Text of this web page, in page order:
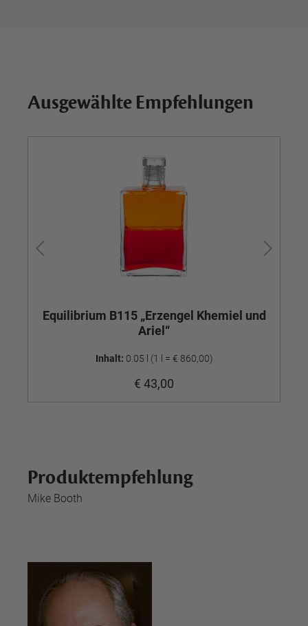
Ausgewählte Empfehlungen
Equilibrium B115 „Erzengel Khemiel und
Ariel“
Inhalt: 0.05 l (1 l = € 860,00)
€ 43,00
Produktempfehlung
Mike Booth